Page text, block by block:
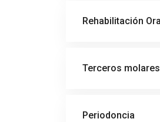
Rehabilitación
Terceros molares
Periodoncia